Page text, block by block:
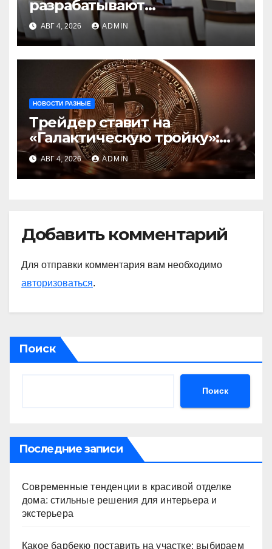
разрабатывают
инфраструктуру на базе
цифровых валют
центробанков
АВГ 4, 2026 ADMIN
НОВОСТИ РАЗНЫЕ
Трейдер ставит на
«Галактическую тройку»:
Circle, Coinbase и ETH
АВГ 4, 2026 ADMIN
Добавить комментарий
Для отправки комментария вам необходимо
авторизоваться.
Поиск
Поиск
Последние записи
Современные тенденции в красивой отделке
дома: стильные решения для интерьера и
экстерьера
Какое барбекю поставить на участке: выбираем